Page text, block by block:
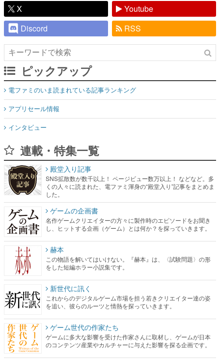
X
Youtube
Discord
RSS
ピックアップ
電ファミのいま読まれている記事ランキング
アプリセール情報
インタビュー
連載・特集一覧
殿堂入り記事
SNS拡散数が数千以上！ ページビュー数万以上！ などなど。多
くの人々に読まれた、電ファミ渾身の“殿堂入り”記事をまとめま
した。
ゲームの企画書
名作ゲームクリエイターの方々に製作時のエピソードをお聞き
し、ヒットする企画（ゲーム）とは何か？を探っていきます。
赫本
この物語を解いてはいけない。『赫本』は、〈試験問題〉の形
をした短編ホラー小説集です。
新世代に訊く
これからのデジタルゲーム市場を担う若きクリエイター達の姿
を追い、彼らのルーツと情熱を探っていきます。
ゲーム世代の作家たち
ゲームに多大な影響を受けた作家さんに取材し、ゲームが日本
のコンテンツ産業やカルチャーに与えた影響を探る企画です。